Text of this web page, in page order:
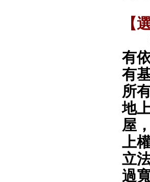
【
有
有
所
地
屋
上
立
過